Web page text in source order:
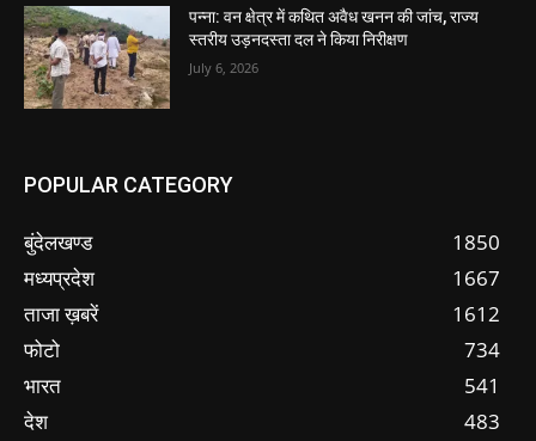
पन्ना: वन क्षेत्र में कथित अवैध खनन की जांच, राज्य
स्तरीय उड़नदस्ता दल ने किया निरीक्षण
July 6, 2026
POPULAR CATEGORY
बुंदेलखण्ड
1850
मध्यप्रदेश
1667
ताजा ख़बरें
1612
फोटो
734
भारत
541
देश
483